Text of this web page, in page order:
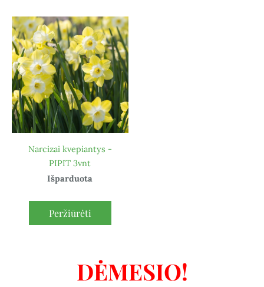
DĖMESIO!
Narcizai kvepiantys -
PIPIT 3vnt
Išparduota
Peržiūrėti